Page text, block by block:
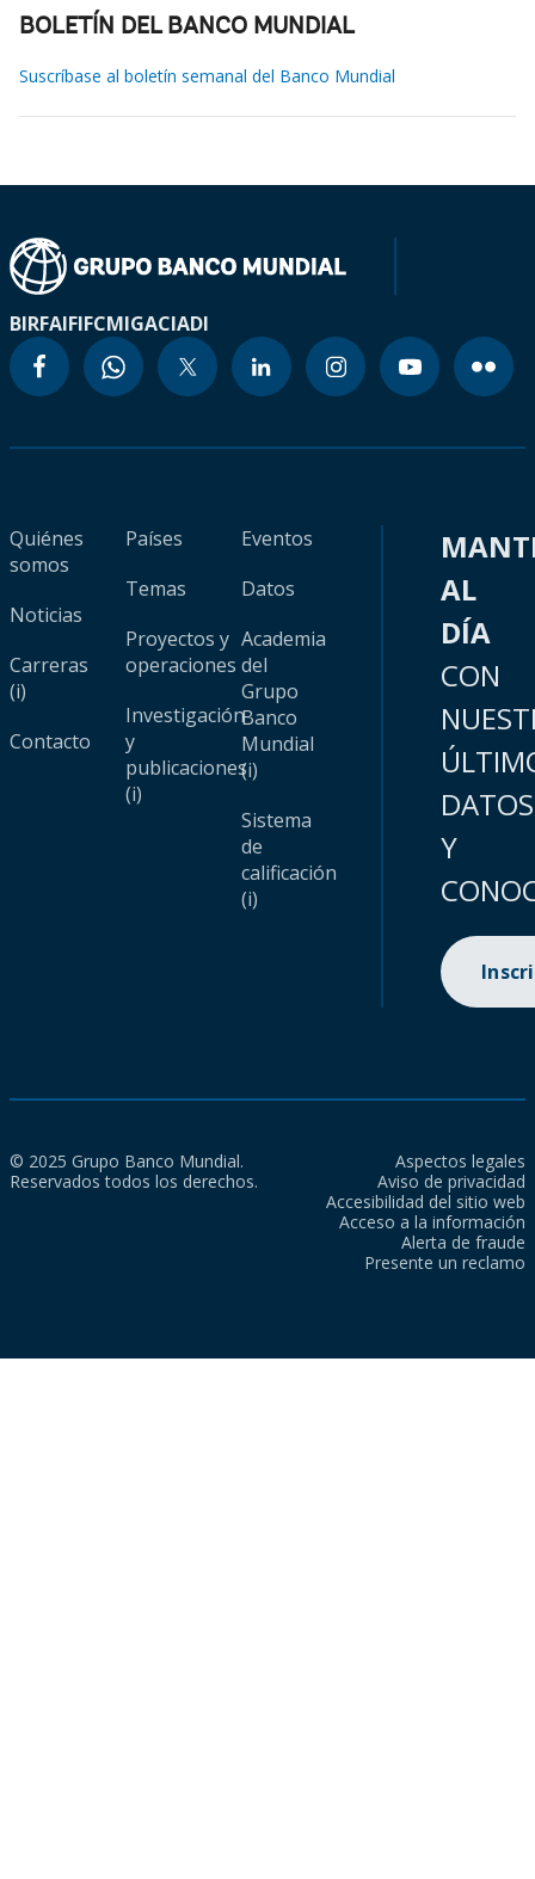
BOLETÍN DEL BANCO MUNDIAL
Suscríbase al boletín semanal del Banco Mundial
BIRFAIFIFCMIGACIADI
Quiénes
somos
Noticias
Carreras
(i)
Contacto
Países
Temas
Proyectos y
operaciones
Investigación
y
publicaciones
(i)
Eventos
Datos
Academia
del
Grupo
Banco
Mundial
(i)
Sistema
de
calificación
(i)
AL
DÍA
CON
DATOS
Y
© 2025 Grupo Banco Mundial.
Reservados todos los derechos.
Aspectos legales
Aviso de privacidad
Accesibilidad del sitio web
Acceso a la información
Alerta de fraude
Presente un reclamo